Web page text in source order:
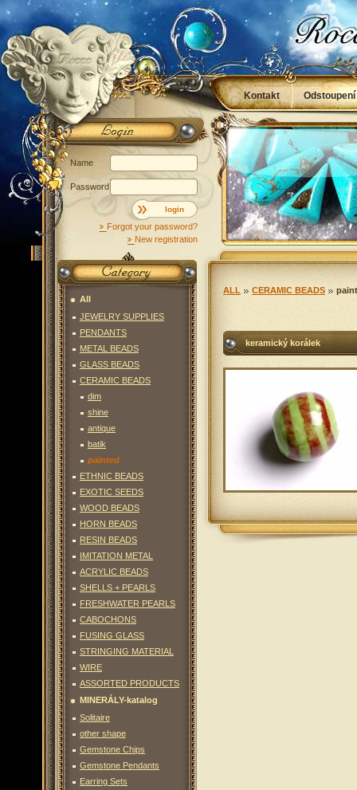
ALL CERAMIC BEADS
keramický korálek
All
JEWELRY SUPPLIES
PENDANTS
METAL BEADS
GLASS BEADS
CERAMIC BEADS
dim
shine
antique
batik
painted
ETHNIC BEADS
EXOTIC SEEDS
WOOD BEADS
HORN BEADS
RESIN BEADS
IMITATION METAL
ACRYLIC BEADS
SHELLS + PEARLS
FRESHWATER PEARLS
CABOCHONS
FUSING GLASS
STRINGING MATERIAL
WIRE
ASSORTED PRODUCTS
MINERÁLY-katalog
Solitaire
other shape
Gemstone Chips
Gemstone Pendants
Earring Sets
Kontakt
Obchodní podmínky
Name
Password
login
Forgot your password?
New registration